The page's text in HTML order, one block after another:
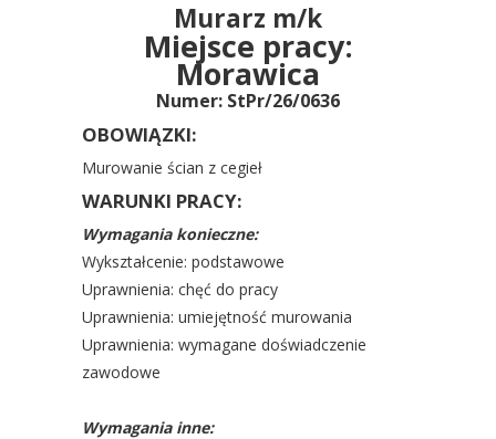
Murarz m/k
Miejsce pracy:
Morawica
Numer: StPr/26/0636
OBOWIĄZKI:
Murowanie ścian z cegieł
WARUNKI PRACY:
Wymagania konieczne:
Wykształcenie: podstawowe
Uprawnienia: chęć do pracy
Uprawnienia: umiejętność murowania
Uprawnienia: wymagane doświadczenie
zawodowe
Wymagania inne: